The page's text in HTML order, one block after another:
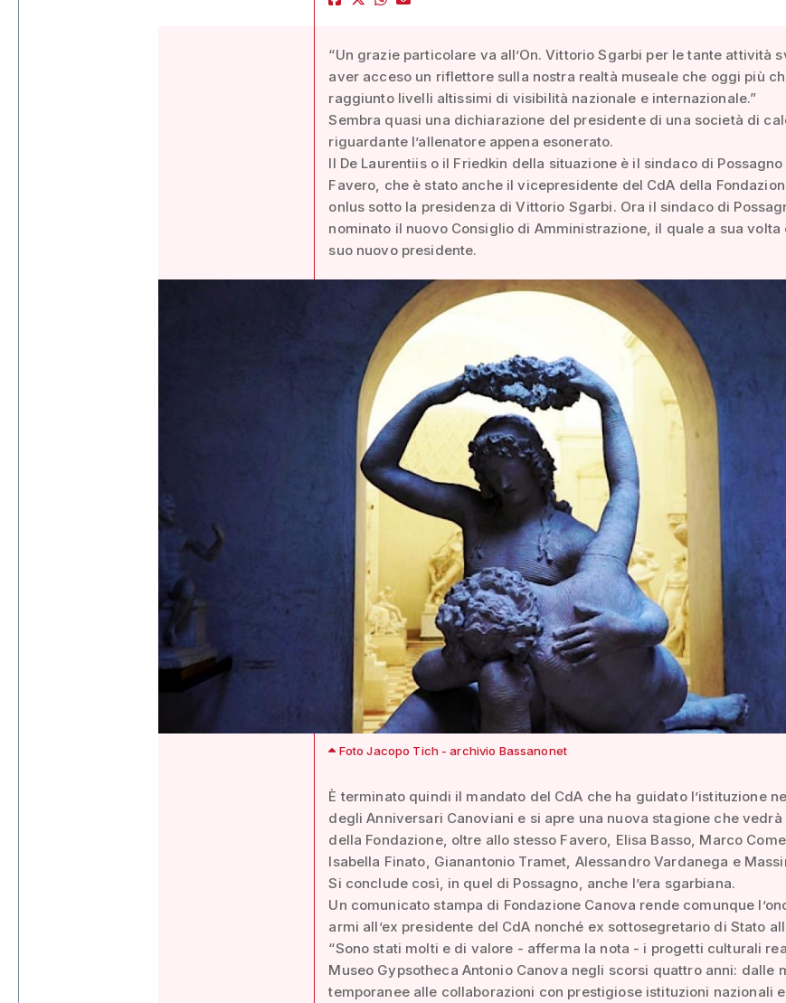
“Un grazie particolare va all’On. Vittorio Sgarbi per le tante attività
aver acceso un riflettore sulla nostra realtà museale che oggi più
raggiunto livelli altissimi di visibilità nazionale e internazionale.”
Sembra quasi una dichiarazione del presidente di una società di
riguardante l’allenatore appena esonerato.
Il De Laurentiis o il Friedkin della situazione è il sindaco di
Favero, che è stato anche il vicepresidente del CdA della
onlus sotto la presidenza di Vittorio Sgarbi. Ora il sindaco di
nominato il nuovo Consiglio di Amministrazione, il quale a sua volta
suo nuovo presidente.
Foto Jacopo Tich - archivio Bassanonet
È terminato quindi il mandato del CdA che ha guidato l’istituzione
degli Anniversari Canoviani e si apre una nuova stagione che
della Fondazione, oltre allo stesso Favero, Elisa Basso, Marco
Isabella Finato, Gianantonio Tramet, Alessandro Vardanega e
Si conclude così, in quel di Possagno, anche l’era sgarbiana.
Un comunicato stampa di Fondazione Canova rende comunque
armi all’ex presidente del CdA nonché ex sottosegretario di Stato
“Sono stati molti e di valore - afferma la nota - i progetti culturali
Museo Gypsotheca Antonio Canova negli scorsi quattro anni: dalle
temporanee alle collaborazioni con prestigiose istituzioni nazionali e